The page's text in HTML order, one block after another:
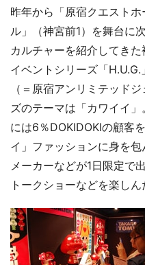
昨年から「原宿クエストホ
ル」（神宮前1）を舞台に
カルチャーを紹介してきた
イベントシリーズ「H.U.G.」
（＝原宿アンリミテッド
ズのテーマは「カワイイ
には6％DOKIDOKIの顧客
イ」ファッションに身を
メーカーなどが1日限定で
トークショーなどを楽しん